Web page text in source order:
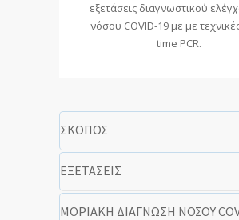
εξετάσεις διαγνωστικού
νόσου COVID-19 με με
time PCR.
ΣΚΟΠΟΣ
ΕΞΕΤΑΣΕΙΣ
ΜΟΡΙΑΚΗ ΔΙΑΓΝΩΣΗ ΝΟΣΟΥ